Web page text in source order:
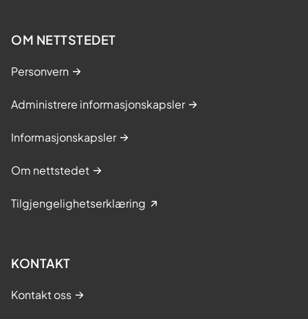
OM NETTSTEDET
Personvern
Administrere informasjonskapsler
Informasjonskapsler
Om nettstedet
Tilgjengelighetserklæring
KONTAKT
Kontakt oss